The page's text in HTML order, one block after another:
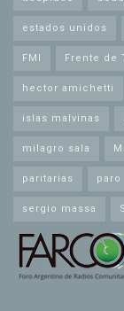
estados unidos
FMI Frente de
hector amichetti
islas malvinas
milagro sala
paritarias paro
sergio massa